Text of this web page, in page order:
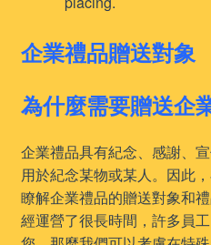
企業禮品贈送對象
為什麼需要贈送企
企業禮品具有紀念、感謝、
用於紀念某物或某人。因此
瞭解企業禮品的贈送對象和
經運營了很長時間，許多員